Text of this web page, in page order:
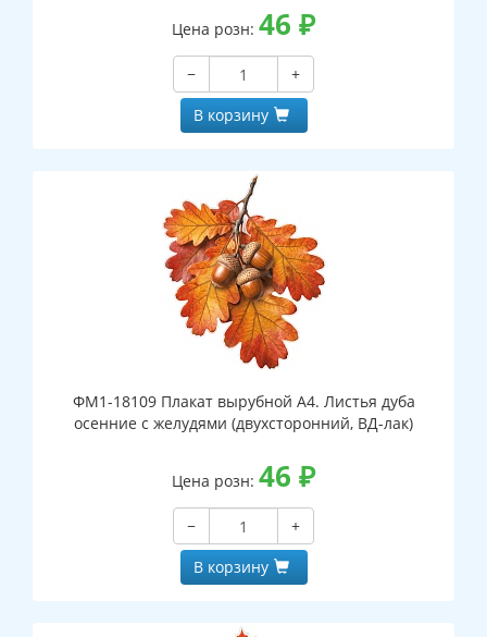
Цена розн: 46 ₽
−
+
В корзину
ФМ1-18109 Плакат вырубной А4. Листья дуба
осенние с желудями (двухсторонний, ВД-лак)
Цена розн: 46 ₽
−
+
В корзину